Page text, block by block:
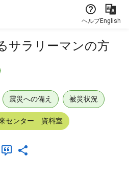
ヘルプEnglish
サラリーマンの方
震災への備え 被災状況
センター 資料室